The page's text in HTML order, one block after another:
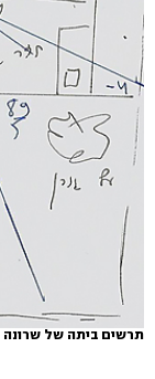
תרשים ביתה של שרונה